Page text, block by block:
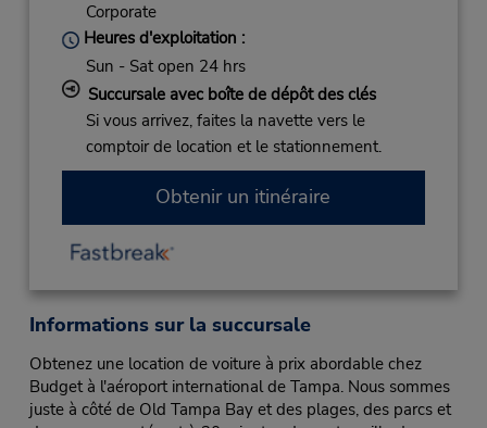
Corporate
Heures d'exploitation :
Sun - Sat open 24 hrs
Succursale avec boîte de dépôt des clés
Si vous arrivez, faites la navette vers le
comptoir de location et le stationnement.
Obtenir un itinéraire
Informations sur la succursale
Obtenez une location de voiture à prix abordable chez
Budget à l'aéroport international de Tampa. Nous sommes
juste à côté de Old Tampa Bay et des plages, des parcs et